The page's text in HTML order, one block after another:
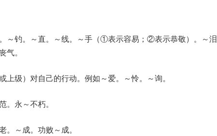
～钓。～直。～线。～手（①表示容易；②表示恭敬）。～
气。
级）对自己的行动。例如～爱。～怜。～询。
永～不朽。
～成。功败～成。